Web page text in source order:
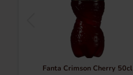
Fanta Crimson Cherry 50cl